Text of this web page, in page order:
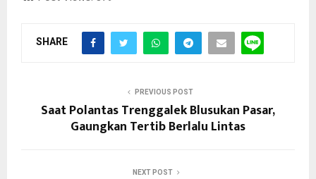
SHARE
PREVIOUS POST
Saat Polantas Trenggalek Blusukan Pasar,
Gaungkan Tertib Berlalu Lintas
NEXT POST